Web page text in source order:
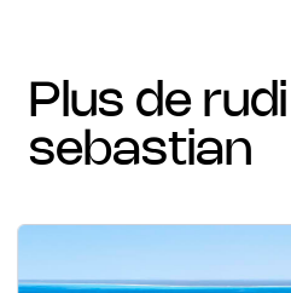
plus de rudi
sebastian